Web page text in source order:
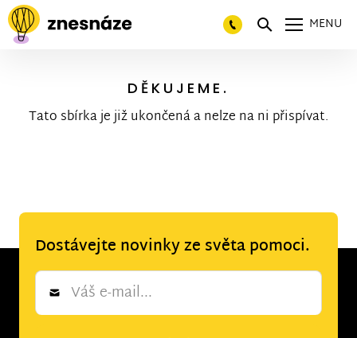
MENU
DĚKUJEME.
Tato sbírka je již ukončená a nelze na ni přispívat.
Dostávejte novinky ze světa pomoci.
Newsletter